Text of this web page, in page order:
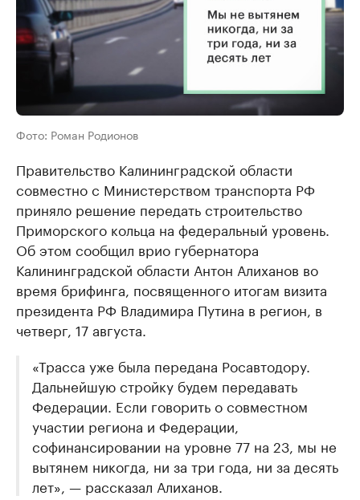
Фото: Роман Родионов
Правительство Калининградской области
совместно с Министерством транспорта РФ
приняло решение передать строительство
Приморского кольца на федеральный уровень.
Об этом сообщил врио губернатора
Калининградской области Антон Алиханов во
время брифинга, посвященного итогам визита
президента РФ Владимира Путина в регион, в
четверг, 17 августа.
«Трасса уже была передана Росавтодору.
Дальнейшую стройку будем передавать
Федерации. Если говорить о совместном
участии региона и Федерации,
софинансировании на уровне 77 на 23, мы не
вытянем никогда, ни за три года, ни за десять
лет», — рассказал Алиханов.